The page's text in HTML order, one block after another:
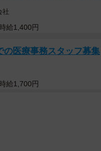
社
給1,400円
の医療事務スタッフ募集
給1,700円